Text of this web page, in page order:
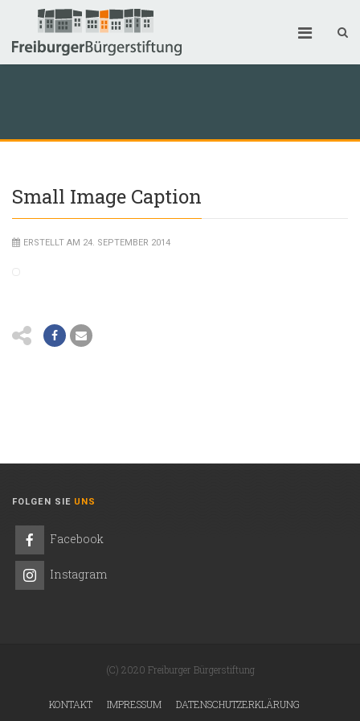
Small Image Caption
ERSTELLT AM 24. SEPTEMBER 2014
FOLGEN SIE UNS
Facebook
Instagram
(C) 2020 Freiburger Bürgerstiftung
KONTAKT IMPRESSUM DATENSCHUTZERKLÄRUNG